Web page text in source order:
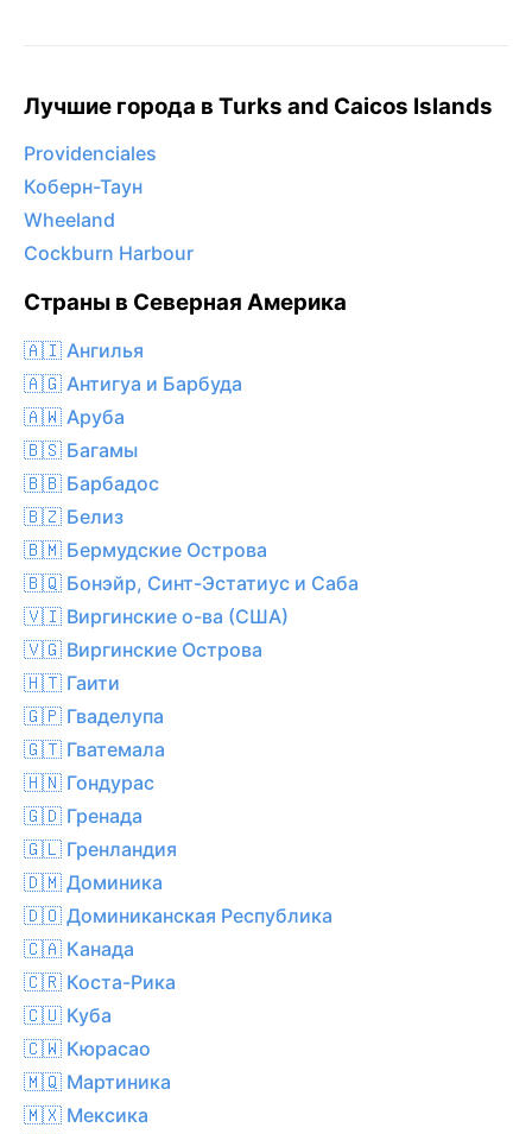
Лучшие города в Turks and Caicos Islands
Providenciales
Коберн-Таун
Wheeland
Cockburn Harbour
Страны в Северная Америка
🇦🇮 Ангилья
🇦🇬 Антигуа и Барбуда
🇦🇼 Аруба
🇧🇸 Багамы
🇧🇧 Барбадос
🇧🇿 Белиз
🇧🇲 Бермудские Острова
🇧🇶 Бонэйр, Синт-Эстатиус и Саба
🇻🇮 Виргинские о-ва (США)
🇻🇬 Виргинские Острова
🇭🇹 Гаити
🇬🇵 Гваделупа
🇬🇹 Гватемала
🇭🇳 Гондурас
🇬🇩 Гренада
🇬🇱 Гренландия
🇩🇲 Доминика
🇩🇴 Доминиканская Республика
🇨🇦 Канада
🇨🇷 Коста-Рика
🇨🇺 Куба
🇨🇼 Кюрасао
🇲🇶 Мартиника
🇲🇽 Мексика